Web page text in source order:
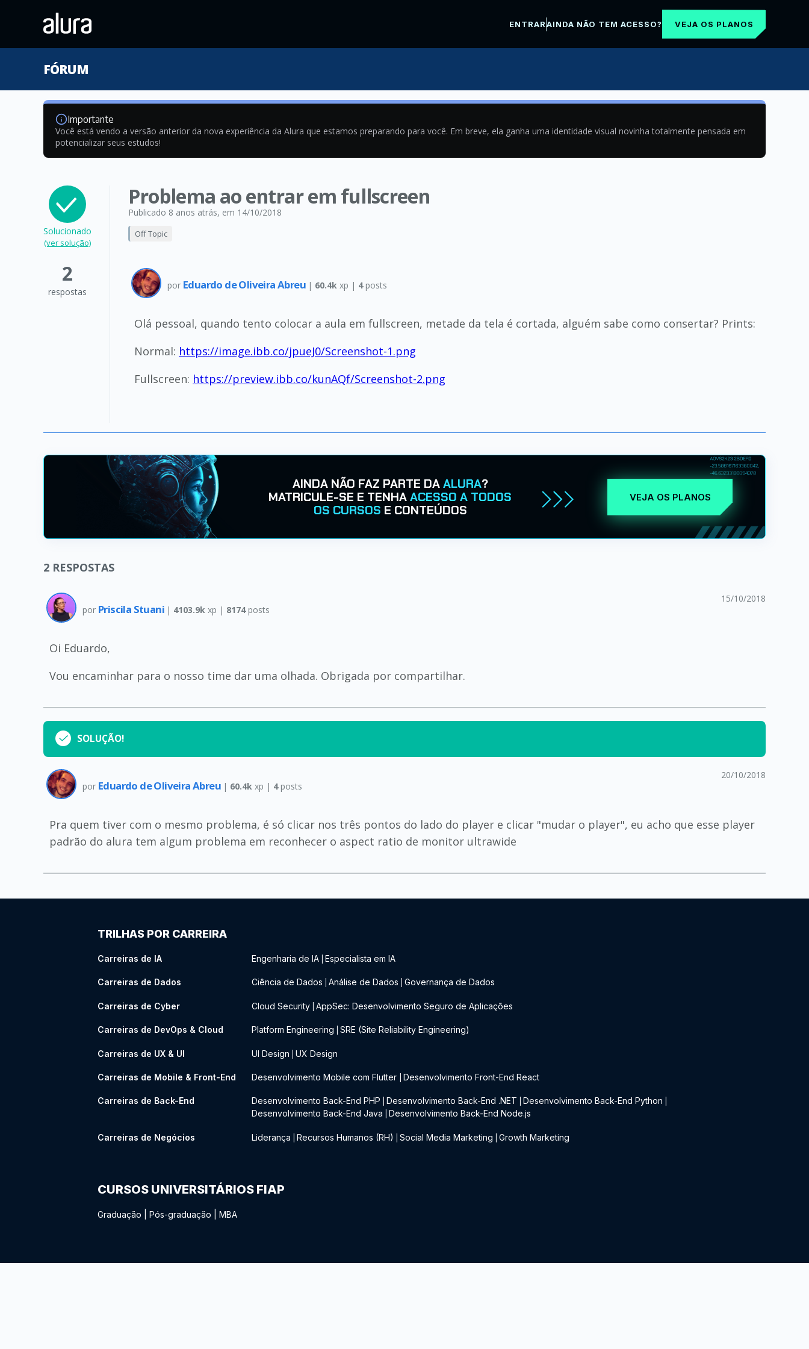
ENTRARAINDA NÃO TEM ACESSO? VEJA OS PLANOS
FÓRUM
Importante
Você está vendo a versão anterior da nova experiência da Alura que estamos preparando para você. Em breve, ela ganha uma identidade visual novinha totalmente pensada em
potencializar seus estudos!
Solucionado
(ver solução)
2
respostas
Problema ao entrar em fullscreen
Publicado 8 anos atrás, em 14/10/2018
Off Topic
por Eduardo de Oliveira Abreu | 60.4k xp | 4posts
Olá pessoal, quando tento colocar a aula em fullscreen, metade da tela é cortada, alguém sabe como consertar? Prints:
Normal: https://image.ibb.co/jpueJ0/Screenshot-1.png
Fullscreen: https://preview.ibb.co/kunAQf/Screenshot-2.png
AINDA NÃO FAZ PARTE DAALURA?
MATRICULE-SE E TENHAACESSO A TODOS
OS CURSOS E CONTEÚDOS
VEJA OS PLANOS
2 RESPOSTAS
por Priscila Stuani | 4103.9k xp | 8174posts
15/10/2018
Oi Eduardo,
Vou encaminhar para o nosso time dar uma olhada. Obrigada por compartilhar.
SOLUÇÃO!
por Eduardo de Oliveira Abreu | 60.4k xp | 4posts
20/10/2018
Pra quem tiver com o mesmo problema, é só clicar nos três pontos do lado do player e clicar "mudar o player", eu acho que esse player
padrão do alura tem algum problema em reconhecer o aspect ratio de monitor ultrawide
TRILHAS POR CARREIRA
Carreiras de IA Engenharia de IA Especialista em IA
Carreiras de Dados Ciência de Dados Análise de Dados Governança de Dados
Carreiras de Cyber Cloud Security AppSec: Desenvolvimento Seguro de Aplicações
Carreiras de DevOps & Cloud Platform Engineering SRE (Site Reliability Engineering)
Carreiras de UX & UI UI Design UX Design
Carreiras de Mobile & Front-End Desenvolvimento Mobile com Flutter Desenvolvimento Front-End React
Carreiras de Back-End Desenvolvimento Back-End PHP Desenvolvimento Back-End .NET Desenvolvimento Back-End Python
Desenvolvimento Back-End Java Desenvolvimento Back-End Node.js
Carreiras de Negócios Liderança Recursos Humanos (RH) Social Media Marketing Growth Marketing
CURSOS UNIVERSITÁRIOS FIAP
Graduação Pós-graduação MBA